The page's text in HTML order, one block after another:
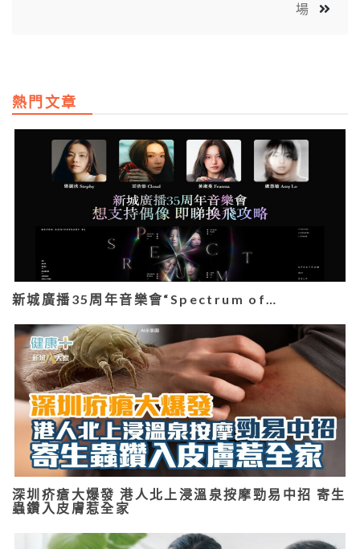
場
熱門文章
新城廣播35周年音樂會“Spectrum of…
深圳疥瘡大爆發 港人北上浸溫泉按摩勁易中招 寄生
蟲鑽入皮膚惹全家